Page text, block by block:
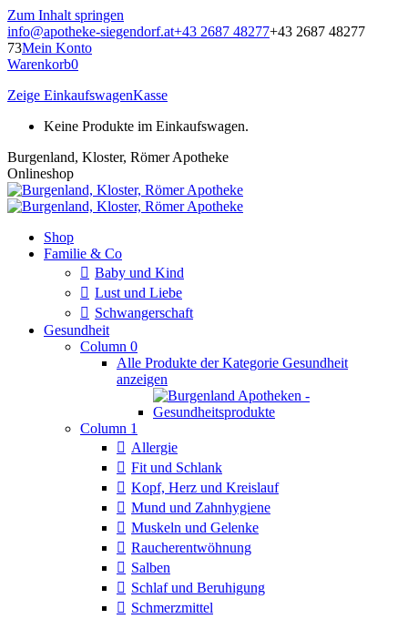
Zum Inhalt springen
info@apotheke-siegendorf.at+43 2687 48277+43 2687 48277
73Mein Konto
Warenkorb0
Zeige EinkaufswagenKasse
Keine Produkte im Einkaufswagen.
Burgenland, Kloster, Römer Apotheke
Onlineshop
Shop
Familie & Co
Baby und Kind
Lust und Liebe
Schwangerschaft
Gesundheit
Column 0
Alle Produkte der Kategorie Gesundheit
anzeigen
Column 1
Allergie
Fit und Schlank
Kopf, Herz und Kreislauf
Mund und Zahnhygiene
Muskeln und Gelenke
Raucherentwöhnung
Salben
Schlaf und Beruhigung
Schmerzmittel